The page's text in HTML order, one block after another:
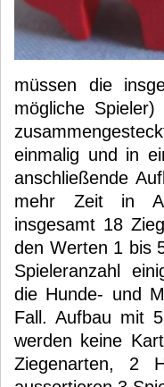
müssen die
mögliche
einmalig und in
anschließende
mehr Zeit in
insgesamt 18
den Werten 1 bis
Spieleranzahl
die Hunde- und
Fall. Aufbau mit
werden keine
Ziegenarten, 2